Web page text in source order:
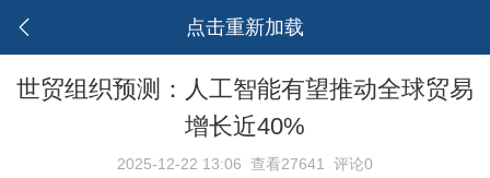
点击重新加载
世贸组织预测：人工智能有望推动全球贸易
增长近40%
2025-12-22 13:06 查看27641 评论0